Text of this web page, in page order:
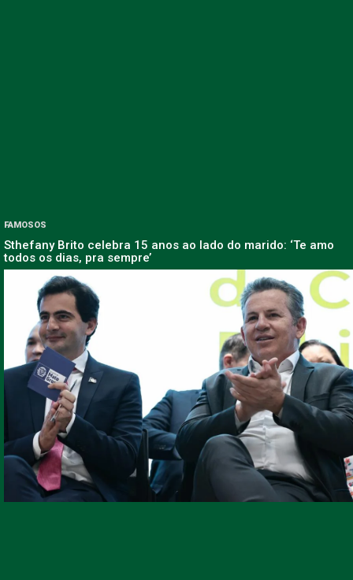
FAMOSOS
Sthefany Brito celebra 15 anos ao lado do marido: ‘Te amo
todos os dias, pra sempre’